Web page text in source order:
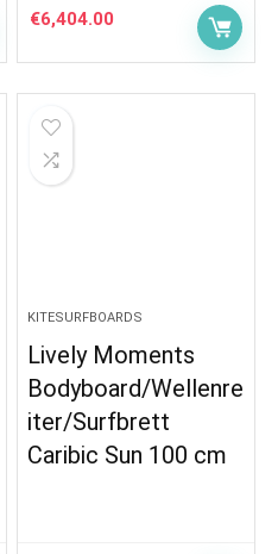
€6,404.00
KITESURFBOARDS
Lively Moments
Bodyboard/Wellenre
iter/Surfbrett
Caribic Sun 100 cm